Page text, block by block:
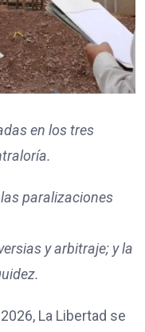
en los tres
paralizaciones
y arbitraje; yla
La Libertad se